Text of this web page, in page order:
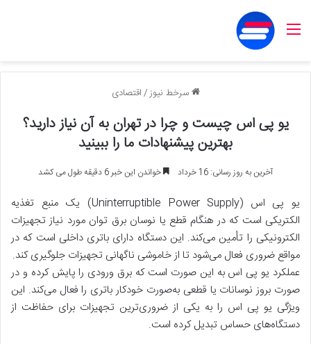
منو
سرخط نیوز/اقتصادی
یو پی اس چیست و چرا در تهران به آن نیاز دارید؟
بهترین پیشنهادات ما را ببینید
آخرین به روز رسانی: 16 خرداد خواندن این خبر 6 دقیقه طول می کشد
یو پی اس (Uninterruptible Power Supply) یک منبع تغذیه
الکتریکی است که در هنگام قطع یا نوسان برق توان مورد نیاز تجهیزات
الکترونیکی را تأمین می‌کند. این دستگاه دارای باتری داخلی است که در
مواقع ضروری فعال می‌شود تا از خاموشی ناگهانی تجهیزات جلوگیری کند.
عملکرد یو پی اس به این صورت است که برق ورودی را پایش کرده و در
صورت بروز نوسانات یا قطعی به‌صورت خودکار باتری را فعال می‌کند. این
ویژگی یو پی اس را به یکی از ضروری‌ترین تجهیزات برای حفاظت از
دستگاه‌های حساس تبدیل کرده است.